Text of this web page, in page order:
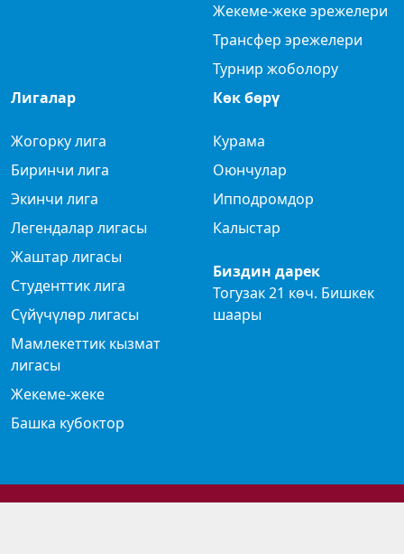
Жекеме-жеке эрежелери
Трансфер эрежелери
Турнир жоболору
Лигалар
Жогорку лига
Биринчи лига
Экинчи лига
Легендалар лигасы
Жаштар лигасы
Студенттик лига
Сүйүчүлөр лигасы
Мамлекеттик кызмат
лигасы
Жекеме-жеке
Башка кубоктор
Көк бөрү
Курама
Оюнчулар
Ипподромдор
Калыстар
Биздин дарек
Тогузак 21 көч. Бишкек
шаары